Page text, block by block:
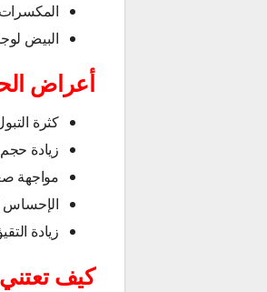
المكسرات
البيض
أعراض
كثرة
زيادة
مواجهة
الإحساس
زيادة
كيف